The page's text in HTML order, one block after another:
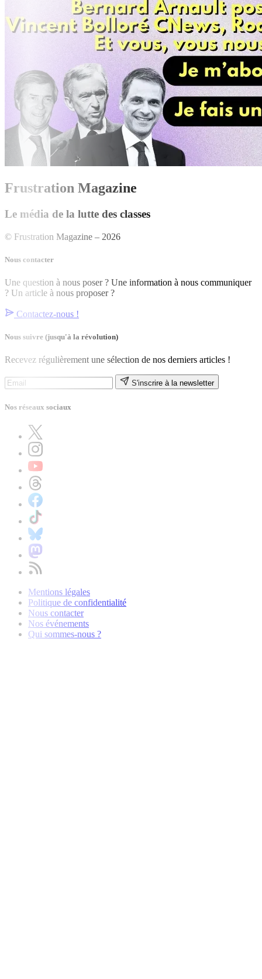
Frustration Magazine
Le média de la lutte des classes
© Frustration Magazine – 2026
Nous contacter
Une question à nous poser ? Une information à nous communiquer
? Un article à nous proposer ?
Contactez-nous !
Nous suivre (jusqu'à la révolution)
Recevez régulièrement une sélection de nos derniers articles !
S'inscrire à la newsletter
Nos réseaux sociaux
Mentions légales
Politique de confidentialité
Nous contacter
Nos événements
Qui sommes-nous ?